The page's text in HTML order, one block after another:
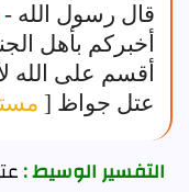
قال رسول الله -
أخبركم بأهل
أقسم على الله
عتل جواظ [
التفسير الوسيط :